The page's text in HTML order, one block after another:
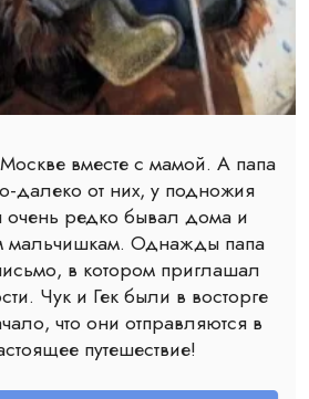
вместе с мамой. А папа
далеко от них, у подножия
редко бывал дома и
мальчишкам. Однажды папа
в котором приглашал
Чук и Гек были в восторге
что они отправляются в
путешествие!